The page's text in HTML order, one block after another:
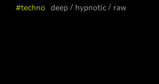
techno deep hypnotic raw